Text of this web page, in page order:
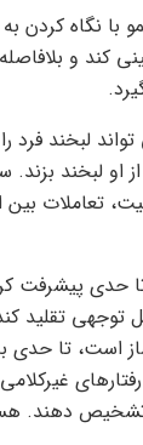
نگاه کردن به
کند و
لبخند فرد
او لبخند بزند.
تعاملات
حدی پیشرفت
توجهی تقلید
است، تا حدی
دهند.